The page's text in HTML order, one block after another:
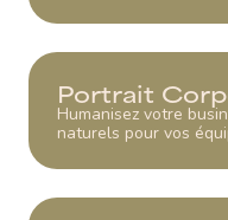
Portrait
Humanisez votre
naturels pour vos